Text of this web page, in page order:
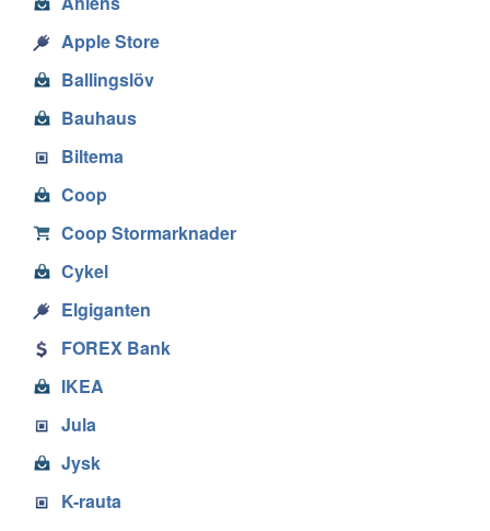
Apple Store
Ballingslöv
Bauhaus
Biltema
Coop
Coop Stormarknader
Cykel
Elgiganten
FOREX Bank
IKEA
Jula
Jysk
K-rauta